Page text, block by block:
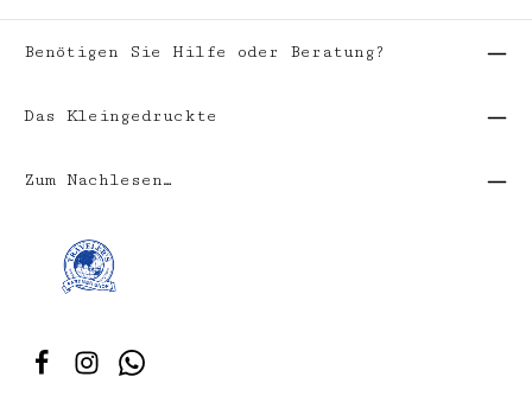
Benötigen Sie Hilfe oder Beratung?
Das Kleingedruckte
Zum Nachlesen…